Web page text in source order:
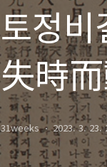
토정
失時
(실시
31weeks 2023. 3. 23.